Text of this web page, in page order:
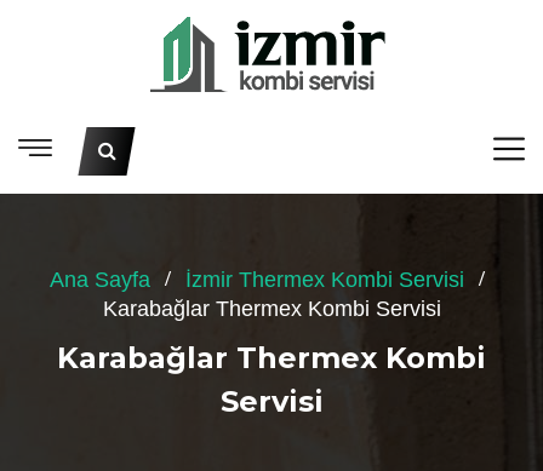
Ana Sayfa
İzmir Thermex Kombi Servisi
Karabağlar Thermex Kombi Servisi
Karabağlar Thermex Kombi
Servisi